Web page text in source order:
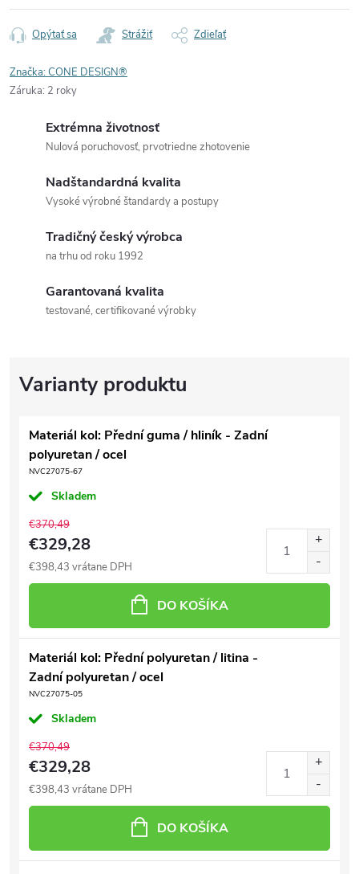
Opýtať sa Strážiť Zdieľať
Značka:CONE DESIGN®
Záruka: 2 roky
Extrémna životnosť
Nulová poruchovosť, prvotriedne zhotovenie
Nadštandardná kvalita
Vysoké výrobné štandardy a postupy
Tradičný český výrobca
na trhu od roku 1992
Garantovaná kvalita
testované, certifikované výrobky
Materiál kol: Přední guma / hliník - Zadní
polyuretan / ocel
NVC27075-67
Skladem
€370,49
€329,28
€398,43 vrátane DPH
DO KOŠÍKA
Materiál kol: Přední polyuretan / litina -
Zadní polyuretan / ocel
NVC27075-05
Skladem
€370,49
€329,28
€398,43 vrátane DPH
DO KOŠÍKA